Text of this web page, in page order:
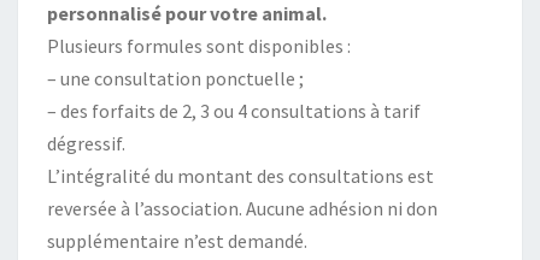
personnalisé pour votre animal.
Plusieurs formules sont disponibles :
– une consultation ponctuelle ;
– des forfaits de 2, 3 ou 4 consultations à tarif
dégressif.
L’intégralité du montant des consultations est
reversée à l’association. Aucune adhésion ni don
supplémentaire n’est demandé.